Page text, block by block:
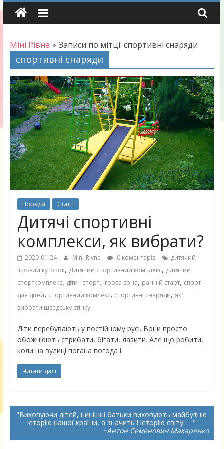
Skip
Міні Рівне » Записи по мітці: спортивні снаряди
спортивні снаряди
Поради Статті
Дитячі спортивні
комплекси, як вибрати?
2020-01-24 Mini-Rivne 0 коментарів
дитячий
ігровий куточок, Дитячий спортивний комплекс, дитячий
спорткомплекс, діти і спорт, ігрова зона, ранній старт, спорт
для дітей, спортивний комлекс, спортивні снаряди, як
вибрати шведську стінку
Діти перебувають у постійному русі. Вони просто
обожнюють стрибати, бігати, лазити. Але що робити,
коли на вулиці погана погода і
Читати далі
Виховуючи дітей, нинішні батьки виховують майбутню
історію нашої країни, а значить і історію світу.
~Антон Семенович Макаренко